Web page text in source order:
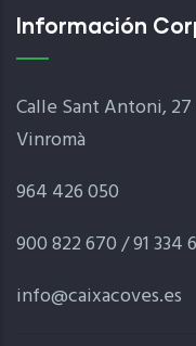
Información
Calle Sant Antoni, 27
Vinromà
964 426 050
900 822 670 / 91 334
info@caixacoves.es